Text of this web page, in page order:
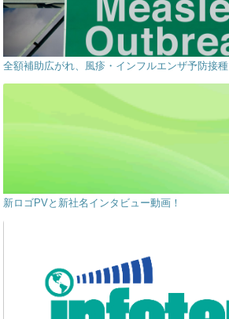
全額補助広がれ、風疹・インフルエンザ予防接種
新ロゴPVと新社名インタビュー動画！